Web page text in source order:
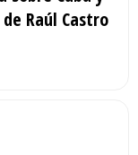
Raúl Castro